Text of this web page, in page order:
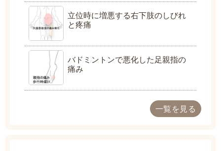
立位時に増悪する右下肢のしびれ
と疼痛
バドミントンで悪化した足親指の
痛み
一覧を見る